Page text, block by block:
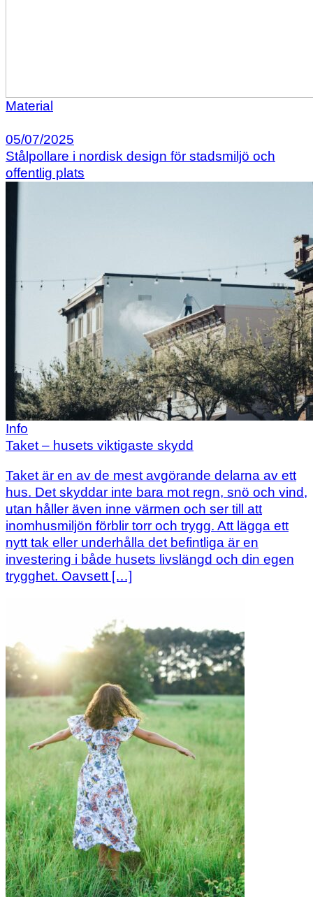
Material
05/07/2025
Stålpollare i nordisk design för stadsmiljö och
offentlig plats
Info
Taket – husets viktigaste skydd
Taket är en av de mest avgörande delarna av ett
hus. Det skyddar inte bara mot regn, snö och vind,
utan håller även inne värmen och ser till att
inomhusmiljön förblir torr och trygg. Att lägga ett
nytt tak eller underhålla det befintliga är en
investering i både husets livslängd och din egen
trygghet. Oavsett […]